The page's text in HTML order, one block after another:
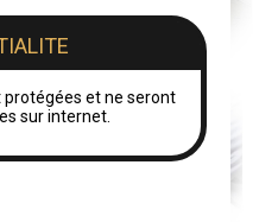
protégées et ne seront
sur internet.